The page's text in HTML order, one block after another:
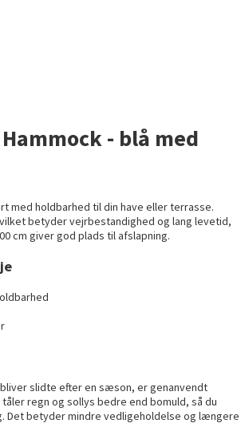
- blå med
med holdbarhed til din have eller terrasse.
betyder vejrbestandighed og lang levetid,
cm giver god plads til afslapning.
slidte efter en sæson, er genanvendt
regn og sollys bedre end bomuld, så du
Det betyder mindre vedligeholdelse og længere